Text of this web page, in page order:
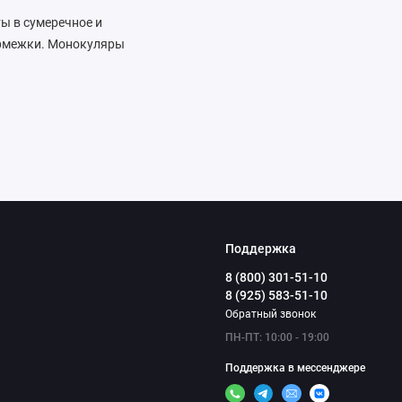
в сумеречное и
Монокуляры
обработке
заметить дичь
под излюбленные
за дикой природой
деятельности и
px, 12 um и
Поддержка
8 (800) 301-51-10
8 (925) 583-51-10
Обратный звонок
ПН-ПТ: 10:00 - 19:00
Поддержка в мессенджере